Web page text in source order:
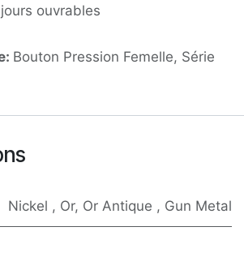
ouvrables
Bouton Pression Femelle, Série
Nickel , Or, Or Antique , Gun Metal